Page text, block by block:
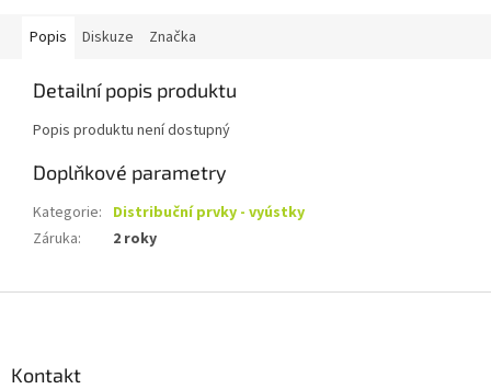
Popis Diskuze Značka
Detailní popis produktu
Popis produktu není dostupný
Doplňkové parametry
Kategorie: Distribuční prvky - vyústky
Záruka: 2 roky
Kontakt